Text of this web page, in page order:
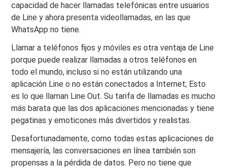
capacidad de hacer llamadas telefónicas entre usuarios
de Line y ahora presenta videollamadas, en las que
WhatsApp no ​​tiene.
Llamar a teléfonos fijos y móviles es otra ventaja de Line
porque puede realizar llamadas a otros teléfonos en
todo el mundo, incluso si no están utilizando una
aplicación Line o no están conectados a Internet; Esto
es lo que llaman Line Out. Su tarifa de llamadas es mucho
más barata que las dos aplicaciones mencionadas y tiene
pegatinas y emoticones más divertidos y realistas.
Desafortunadamente, como todas estas aplicaciones de
mensajería, las conversaciones en línea también son
propensas a la pérdida de datos. Pero no tiene que